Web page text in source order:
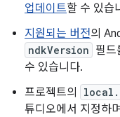
업데이트할 수 있습
지원되는 버전의
ndkVersion 필드
수 있습니다.
프로젝트의
튜디오에서 지정하